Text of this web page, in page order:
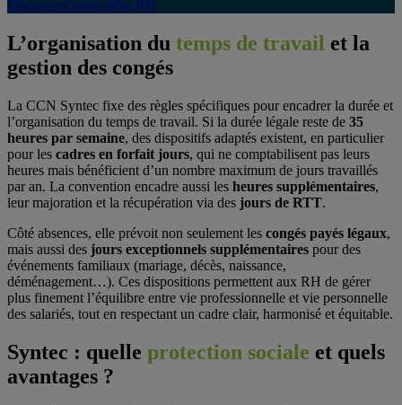
Découvrez notre offre RH
L’organisation du temps de travail et la
gestion des congés
La CCN Syntec fixe des règles spécifiques pour encadrer la durée et
l’organisation du temps de travail. Si la durée légale reste de 35
heures par semaine, des dispositifs adaptés existent, en particulier
pour les cadres en forfait jours, qui ne comptabilisent pas leurs
heures mais bénéficient d’un nombre maximum de jours travaillés
par an. La convention encadre aussi les heures supplémentaires,
leur majoration et la récupération via des jours de RTT.
Côté absences, elle prévoit non seulement les congés payés légaux,
mais aussi des jours exceptionnels supplémentaires pour des
événements familiaux (mariage, décès, naissance,
déménagement…). Ces dispositions permettent aux RH de gérer
plus finement l’équilibre entre vie professionnelle et vie personnelle
des salariés, tout en respectant un cadre clair, harmonisé et équitable.
Syntec : quelle protection sociale et quels
avantages ?